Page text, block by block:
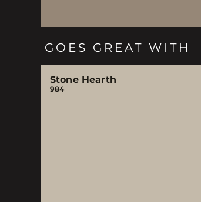
GOES GREAT WITH
Stone Hearth
984